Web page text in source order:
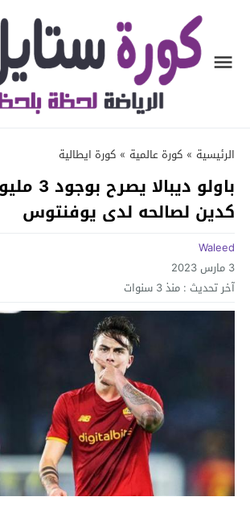
الرئيسية » كورة عالمية » كورة ايطالية
باولو
كدين لصالحه لدى يوفنتوس
Waleed
3 مارس 2023
آخر تحديث : منذ 3 سنوات